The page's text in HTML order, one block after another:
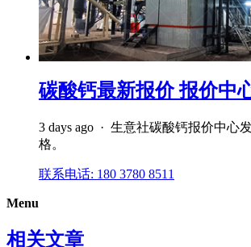
碳酸钙最新报价 报价中
3 days ago · 生意社碳酸钙报价中心
格。
联系电话: 180 3780 8511
Menu
相关文章